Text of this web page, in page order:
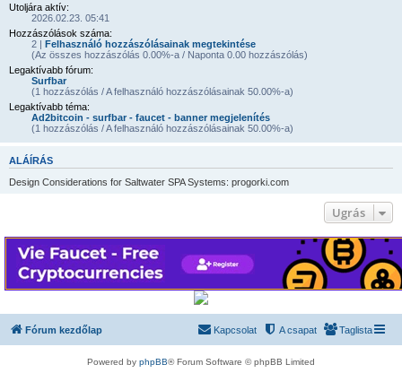
Utoljára aktív:
2026.02.23. 05:41
Hozzászólások száma:
2 | Felhasználó hozzászólásainak megtekintése
(Az összes hozzászólás 0.00%-a / Naponta 0.00 hozzászólás)
Legaktívabb fórum:
Surfbar
(1 hozzászólás / A felhasználó hozzászólásainak 50.00%-a)
Legaktívabb téma:
Ad2bitcoin - surfbar - faucet - banner megjelenítés
(1 hozzászólás / A felhasználó hozzászólásainak 50.00%-a)
ALÁÍRÁS
Design Considerations for Saltwater SPA Systems: progorki.com
Ugrás
Fórum kezdőlap Taglista
A csapat
Kapcsolat
Powered by phpBB® Forum Software © phpBB Limited